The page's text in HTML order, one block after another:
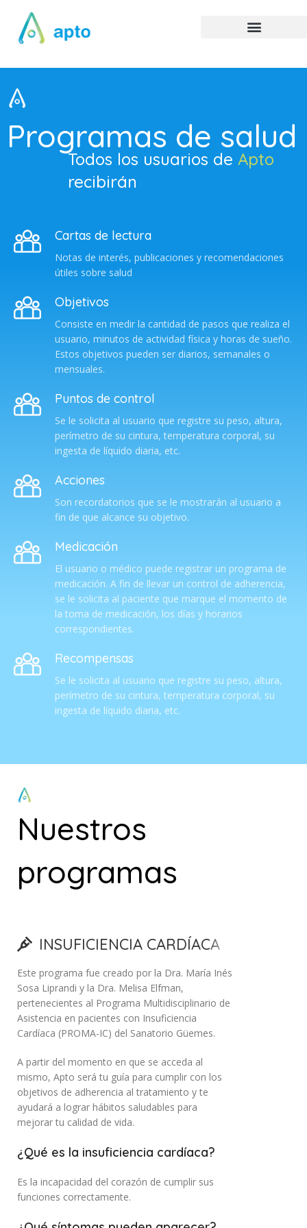
Programas de salud
Todos los usuarios de Apto
recibirán
Cartas de lectura
Notas de interés, publicaciones y recomendaciones
útiles sobre salud
Objetivos
Consiste en medir la cantidad de pasos que realiza el
usuario, minutos de actividad física y horas de sueño.
Estos objetivos pueden ser diarios, semanales o
mensuales.
Puntos de control
Se le solicita al usuario que registre su peso, altura,
perímetro de su cintura, temperatura corporal, su
ingesta de líquido diaria, etc.
Acciones
Son recordatorios que se le mostrarán al usuario a
fin de que alcance su objetivo.
Medicación
El usuario o médico puede registrar un programa de
medicación. A fin de llevar un control de adherencia,
se le solicita al paciente que marque el momento de
la toma de medicación, los días y horarios
correspondientes.
Recompensas
Se le solicita al usuario que registre su peso, altura,
perímetro de su cintura, temperatura corporal, su
ingesta de líquido diaria, etc.
Nuestros
programas
INSUFICIENCIA CARDÍACA
Este programa fue creado por la Dra. María Inés
Sosa Liprandi y la Dra. Melisa Elfman,
pertenecientes al Programa Multidisciplinario de
Asistencia en pacientes con Insuficiencia
Cardíaca (PROMA-IC) del Sanatorio Güemes.
A partir del momento en que se acceda al
mismo, Apto será tu guía para cumplir con los
objetivos de adherencia al tratamiento y te
ayudará a lograr hábitos saludables para
mejorar tu calidad de vida.
¿Qué es la insuficiencia cardíaca?
Es la incapacidad del corazón de cumplir sus
funciones correctamente.